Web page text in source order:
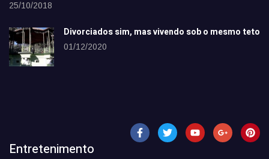
25/10/2018
Divorciados sim, mas vivendo sob o mesmo teto
01/12/2020
Entretenimento